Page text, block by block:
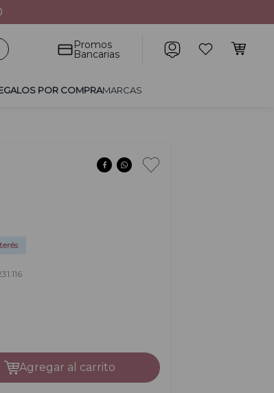
Promos
Bancarias
POR COMPRAMARCAS
agregar al carrito